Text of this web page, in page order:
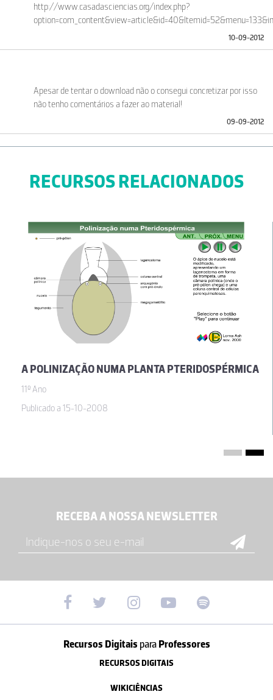
http://www.casadasciencias.org/index.php?
10-09-2012
Apesar de tentar o download não o consegui concretizar por isso
não tenho comentários a fazer ao material!
09-09-2012
RECURSOS RELACIONADOS
A POLINIZAÇÃO NUMA PLANTA PTERIDOSPÉRMICA
11º Ano
Publicado a 15-10-2008
RECEBA A NOSSA NEWSLETTER
Recursos Digitais paraProfessores
RECURSOS DIGITAIS
WIKICIÊNCIAS